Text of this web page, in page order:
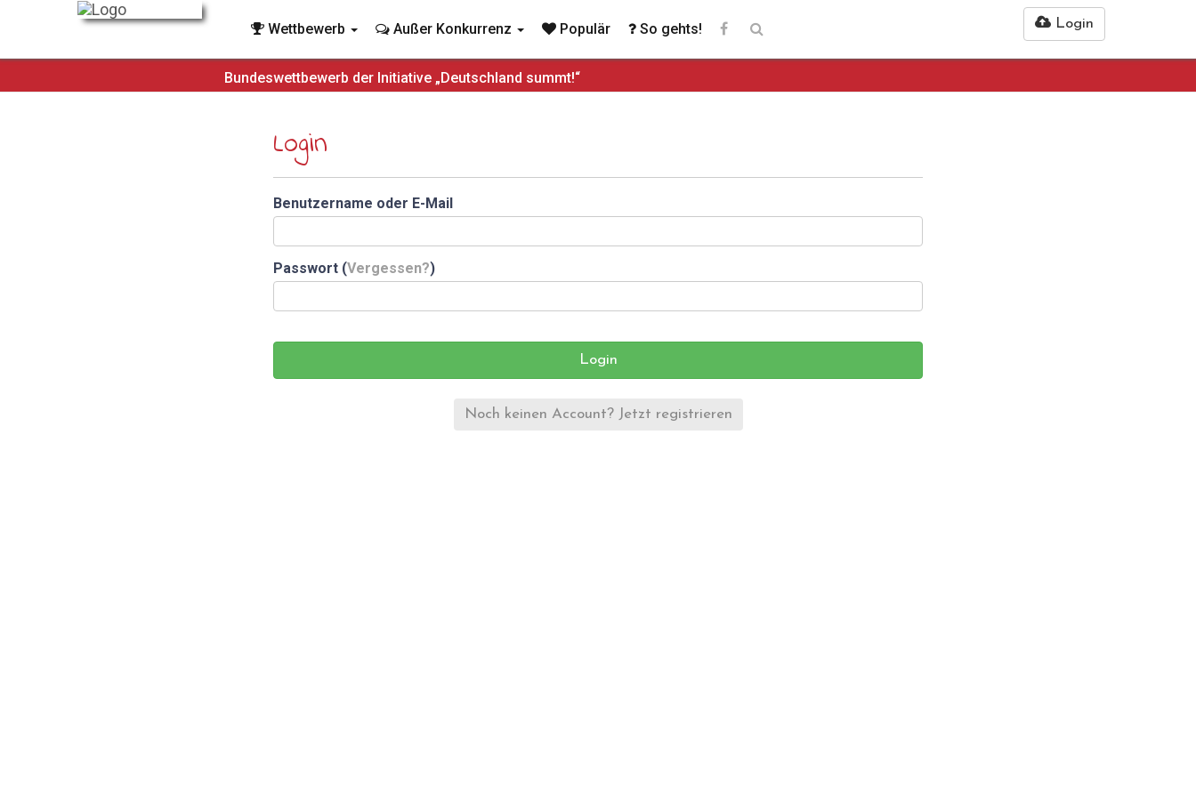
Login
Wettbewerb Außer Konkurrenz Populär So gehts!
Bundeswettbewerb der Initiative „Deutschland summt!“
Login
Benutzername oder E-Mail
Passwort (Vergessen?)
Noch keinen Account? Jetzt registrieren